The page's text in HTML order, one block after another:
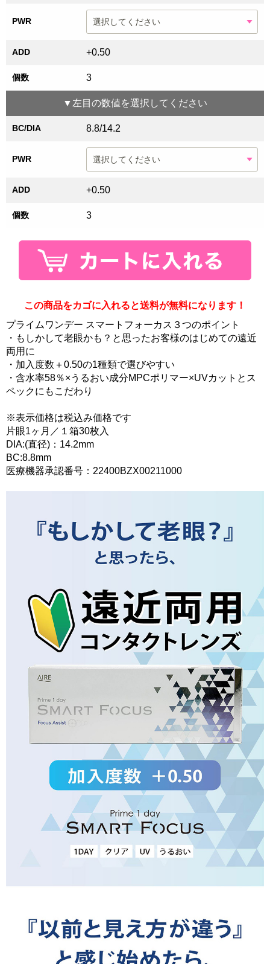
PWR
ADD +0.50
個数 3
▼ 左目 の数値を選択してください
BC/DIA 8.8/14.2
PWR
ADD +0.50
個数 3
この商品をカゴに入れると送料が無料になります！
プライムワンデー スマートフォーカス３つのポイント
・もしかして老眼かも？と思ったお客様のはじめての遠近
両用に
・加入度数＋0.50の1種類で選びやすい
・含水率58％×うるおい成分MPCポリマー×UVカットとス
ペックにもこだわり
※表示価格は税込み価格です
片眼1ヶ月／１箱30枚入
DIA:(直径)：14.2mm
BC:8.8mm
医療機器承認番号：22400BZX00211000